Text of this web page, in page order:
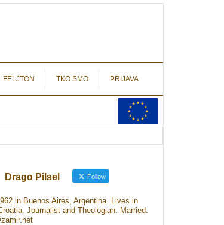
FELJTON TKO SMO PRIJAVA
Drago Pilsel Follow
in Buenos Aires, Argentina. Lives in
Journalist and Theologian. Married.